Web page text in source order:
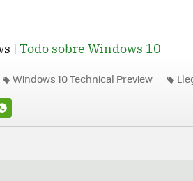
| Todo sobre Windows 10
Windows 10 Technical Preview